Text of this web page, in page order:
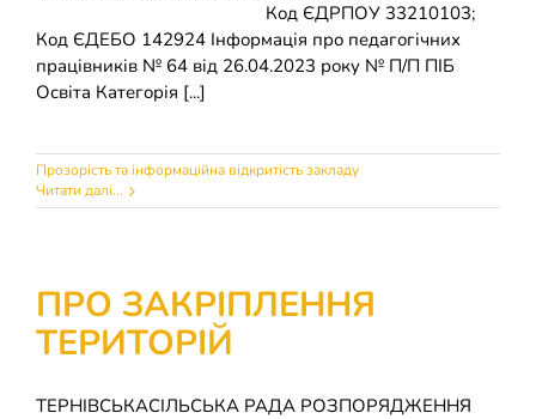
Код ЄДРПОУ 33210103;
Код ЄДЕБО 142924 Інформація про педагогічних
працівників № 64 від 26.04.2023 року № П/П ПІБ
Освіта Категорія [...]
Прозорість та інформаційна відкритість закладу
Читати далі...
ПРО ЗАКРІПЛЕННЯ
ТЕРИТОРІЙ
ТЕРНІВСЬКАСІЛЬСЬКА РАДА РОЗПОРЯДЖЕННЯ